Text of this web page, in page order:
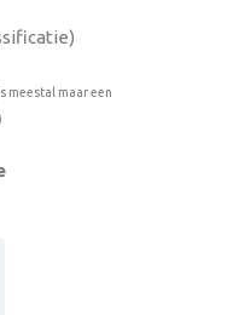
meestal maar een